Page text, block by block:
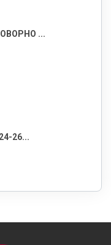
...
26...